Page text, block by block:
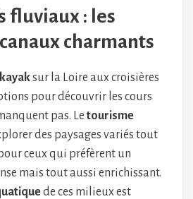
fluviaux : les
charmants
kayaksur la Loire aux croisières
pour découvrir les cours
pas. Le tourisme
des paysages variés tout
ceux qui préfèrent un
mais tout aussi enrichissant.
de ces milieux est